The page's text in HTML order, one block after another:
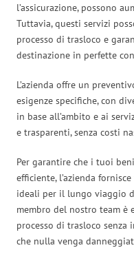
l’assicurazione, possono
Tuttavia, questi servizi
processo di trasloco e
destinazione in perfette
L’azienda offre un
esigenze specifiche, con
in base all’ambito e ai
e trasparenti, senza costi
Per garantire che i tuoi
efficiente, l’azienda
ideali per il lungo viaggio
membro del nostro team è
processo di trasloco
che nulla venga